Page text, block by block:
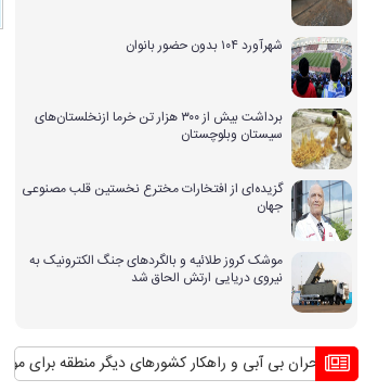
شهرآورد ۱۰۴ بدون حضور بانوان
برداشت بیش از ۳۰۰ هزار تن خرما ازنخلستان‌های
سیستان وبلوچستان
گزیده‌ای از افتخارات مخترع نخستین قلب مصنوعی
جهان
موشک کروز طلائیه و بالگردهای جنگ الکترونیک به
نیروی دریایی ارتش الحاق شد
بحران بی آبی و راهکار کشورهای دیگر منطقه برای مواجهه با آن